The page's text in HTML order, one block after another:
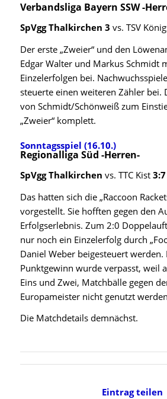
Verbandsliga Bayern SSW -
SpVgg Thalkirchen 3 vs. TSV
Der erste „Zweier“ und den
Edgar Walter und Markus Schmidt
Einzelerfolgen bei.
steuerte einen weiteren Zähler bei.
von Schmidt/Schönweiß zum
„Zweier“ komplett.
Sonntagsspiel (16.10.)
Regionalliga Süd -Herren-
SpVgg Thalkirchen vs. TTC Kist 3:7
Das hatten sich die „Raccoon
vorgestellt. Sie hofften gegen den
Erfolgserlebnis. Zum 2:0
nur noch ein Einzelerfolg durch
Daniel Weber beigesteuert werden.
Punktgewinn wurde verpasst, weil
Eins und Zwei, Matchbälle gegen
Europameister nicht genutzt
Die Matchdetails demnächst.
Eintrag teilen